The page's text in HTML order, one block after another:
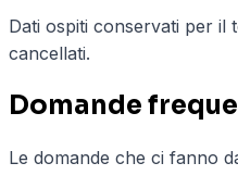
Dati ospiti conservati per il
cancellati.
Domande
Le domande che ci fanno